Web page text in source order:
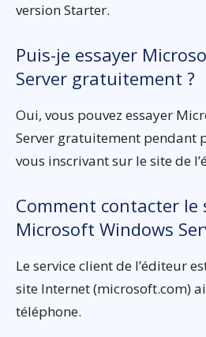
version Starter.
Puis-je essayer
Server gratuitement ?
Oui, vous pouvez essayer
Server gratuitement pendant
vous inscrivant sur le site de
Comment contacter le
Microsoft Windows
Le service client de l’éditeur
site Internet (microsoft.com)
téléphone.